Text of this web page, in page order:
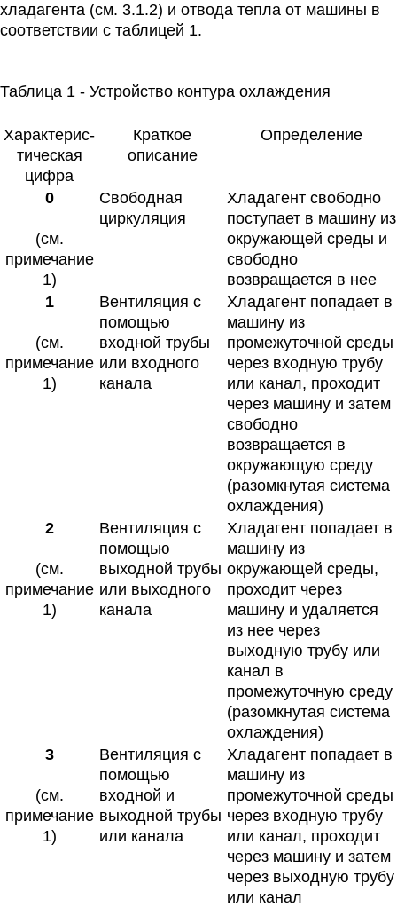
хладагента (см. 3.1.2) и отвода тепла от машины в
соответствии с таблицей 1.
Таблица 1 - Устройство контура охлаждения
Характерис-
тическая
цифра
Краткое
описание
Определение
0
(см.
примечание
1)
Свободная
циркуляция
Хладагент свободно
поступает в машину из
окружающей среды и
свободно
возвращается в нее
1
(см.
примечание
1)
Вентиляция с
помощью
входной трубы
или входного
канала
Хладагент попадает в
машину из
промежуточной среды
через входную трубу
или канал, проходит
через машину и затем
свободно
возвращается в
окружающую среду
(разомкнутая система
охлаждения)
2
(см.
примечание
1)
Вентиляция с
помощью
выходной трубы
или выходного
канала
Хладагент попадает в
машину из
окружающей среды,
проходит через
машину и удаляется
из нее через
выходную трубу или
канал в
промежуточную среду
(разомкнутая система
охлаждения)
3
(см.
примечание
1)
Вентиляция с
помощью
входной и
выходной трубы
или канала
Хладагент попадает в
машину из
промежуточной среды
через входную трубу
или канал, проходит
через машину и затем
через выходную трубу
или канал